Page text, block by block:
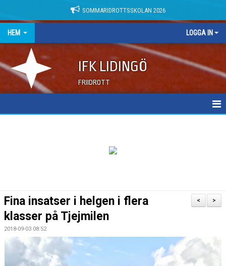
SOMMARIDROTTSSKOLAN 2026
HEM LOGGA IN
IFK LIDINGÖ
FRIIDROTT
>
<
Fina insatser i helgen i flera
klasser på Tjejmilen
2018-09-03 08:52